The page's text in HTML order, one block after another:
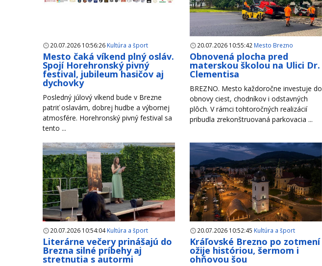
20.07.2026 10:56:26 Kultúra a šport
Mesto čaká víkend plný osláv.
Spojí Horehronský pivný
festival, jubileum hasičov aj
dychovky
Posledný júlový víkend bude v Brezne
patriť oslavám, dobrej hudbe a výbornej
atmosfére. Horehronský pivný festival sa
tento ...
20.07.2026 10:55:42 Mesto Brezno
Obnovená plocha pred
materskou školou na Ulici Dr.
Clementisa
BREZNO. Mesto každoročne investuje do
obnovy ciest, chodníkov i odstavných
plôch. V rámci tohtoročných realizácií
pribudla zrekonštruovaná parkovacia ...
20.07.2026 10:54:04Kultúra a šport
Literárne večery prinášajú do
Brezna silné príbehy aj
stretnutia s autormi
20.07.2026 10:52:45 Kultúra a šport
Kráľovské Brezno po zotmení
ožije históriou, šermom i
ohňovou šou